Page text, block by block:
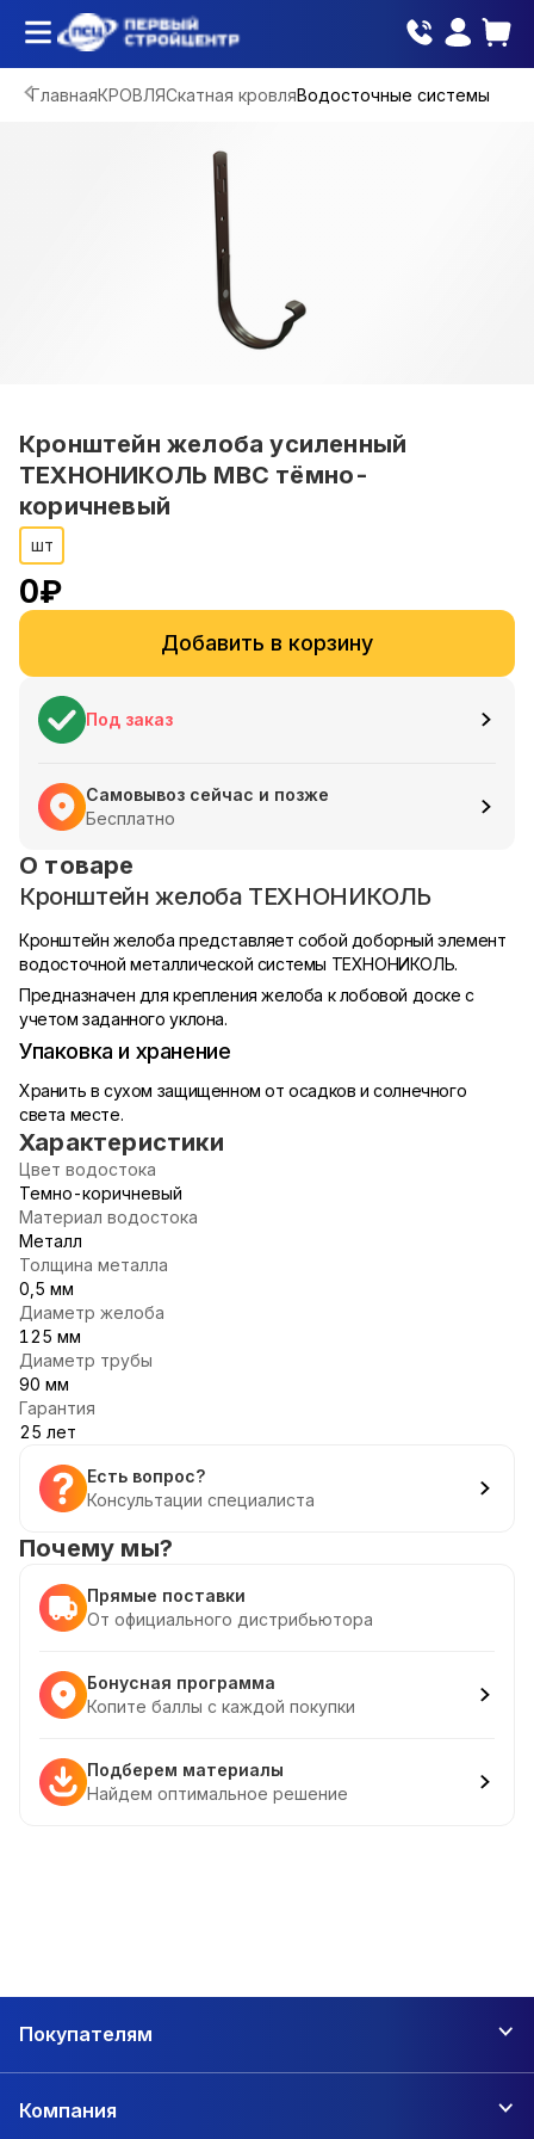
ГлавнаяКРОВЛЯСкатная кровляВодосточные системы
Кронштейн желоба усиленный
ТЕХНОНИКОЛЬ МВС тёмно-
коричневый
шт
0₽
Добавить в корзину
Под заказ
Самовывоз сейчас и позже
Бесплатно
О товаре
Кронштейн желоба ТЕХНОНИКОЛЬ
Кронштейн желоба представляет собой доборный элемент
водосточной металлической системы ТЕХНОНИКОЛЬ.
Предназначен для крепления желоба к лобовой доске с
учетом заданного уклона.
Упаковка и хранение
Хранить в сухом защищенном от осадков и солнечного
света месте.
Характеристики
Цвет водостока
Темно-коричневый
Материал водостока
Металл
Толщина металла
0,5 мм
Диаметр желоба
125 мм
Диаметр трубы
90 мм
Гарантия
25 лет
Есть вопрос?
Консультации специалиста
Почему мы?
Прямые поставки
От официального дистрибьютора
Бонусная программа
Копите баллы с каждой покупки
Подберем материалы
Найдем оптимальное решение
Покупателям
Компания